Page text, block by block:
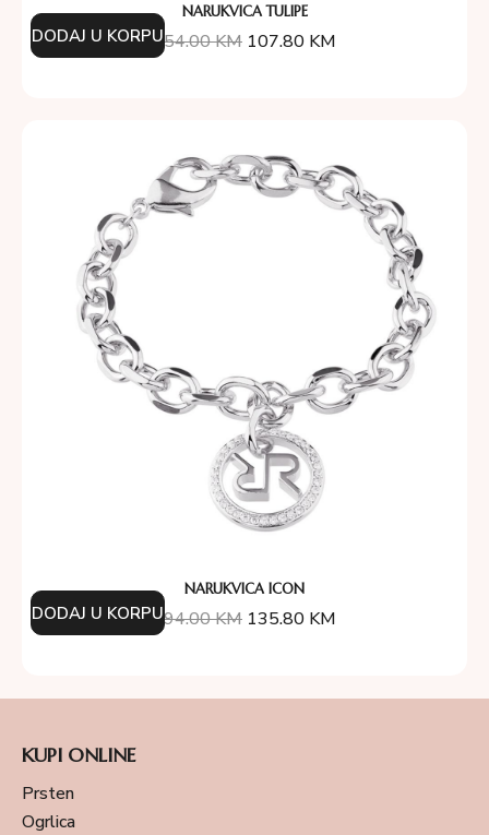
NARUKVICA TULIPE
154.00KM 107.80 KM
DODAJ U KORPU
NARUKVICA ICON
194.00KM 135.80 KM
DODAJ U KORPU
KUPI ONLINE
Prsten
Ogrlica